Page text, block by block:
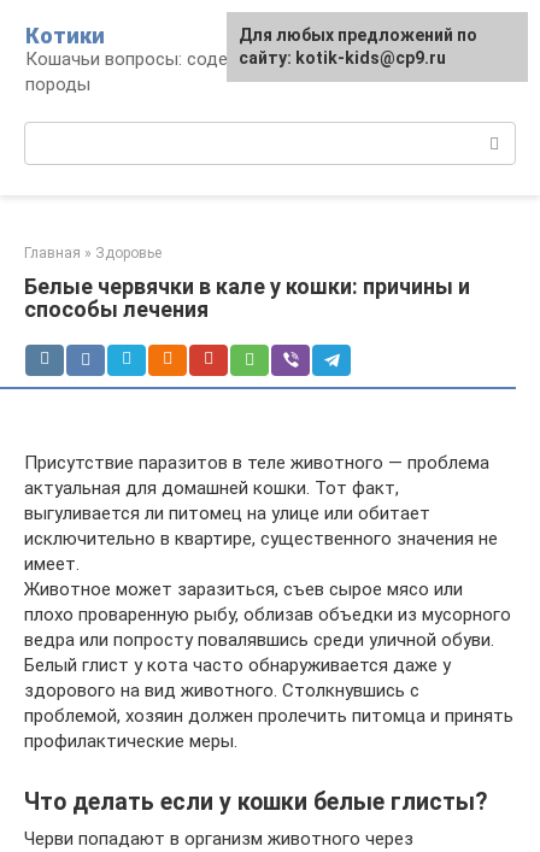
контенту
Котики
Кошачьи вопросы: содержание, лечение,
породы
Главная » Здоровье
Белые червячки в кале у кошки: причины и
способы лечения
Присутствие паразитов в теле животного — проблема
актуальная для домашней кошки. Тот факт,
выгуливается ли питомец на улице или обитает
исключительно в квартире, существенного значения не
имеет.
Животное может заразиться, съев сырое мясо или
плохо проваренную рыбу, облизав объедки из мусорного
ведра или попросту повалявшись среди уличной обуви.
Белый глист у кота часто обнаруживается даже у
здорового на вид животного. Столкнувшись с
проблемой, хозяин должен пролечить питомца и принять
профилактические меры.
Что делать если у кошки белые глисты?
Черви попадают в организм животного через
Для любых предложений по
сайту: kotik-kids@cp9.ru